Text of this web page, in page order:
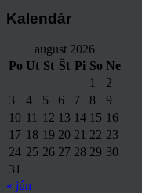
Kalendár
august 2026
Po Ut St Št Pi So Ne
1
2
3
4 5 6 7 8
9
10 11 12 13 14 15 16
17 18 19 20 21 22 23
24 25 26 27 28 29 30
31
« jún